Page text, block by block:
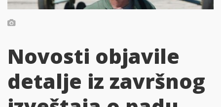
Novosti objavile
detalje iz završnog